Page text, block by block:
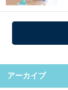
アーカイブ